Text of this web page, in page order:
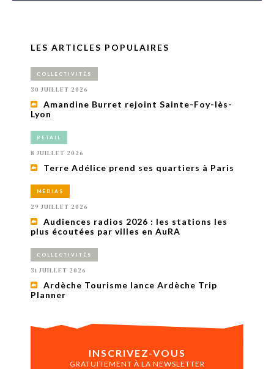
LES ARTICLES POPULAIRES
COLLECTIVITÉS
30 JUILLET 2026
Amandine Burret rejoint Sainte-Foy-lès-
Lyon
RETAIL
8 JUILLET 2026
Terre Adélice prend ses quartiers à Paris
MÉDIAS
29 JUILLET 2026
Audiences radios 2026 : les stations les
plus écoutées par villes en AuRA
COLLECTIVITÉS
31 JUILLET 2026
Ardèche Tourisme lance Ardèche Trip
Planner
INSCRIVEZ-VOUS
GRATUITEMENT À LA NEWSLETTER